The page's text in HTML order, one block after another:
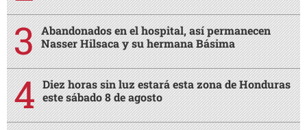
Abandonados en el hospital, así permanecen
Nasser Hilsaca y su hermana Básima
Diez horas sin luz estará esta zona de Honduras
este sábado 8 de agosto